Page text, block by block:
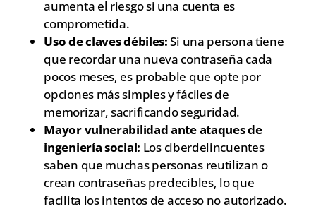
aumenta el riesgo si una cuenta es
comprometida.
Uso de claves débiles:Si una persona tiene
que recordar una nueva contraseña cada
pocos meses, es probable que opte por
opciones más simples y fáciles de
memorizar, sacrificando seguridad.
Mayor vulnerabilidad ante ataques de
ingeniería social: Los ciberdelincuentes
saben que muchas personas reutilizan o
crean contraseñas predecibles, lo que
facilita los intentos de acceso no autorizado.